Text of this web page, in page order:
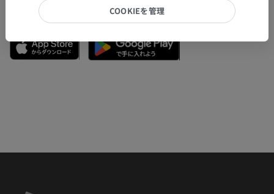
アプリを入手 COOKIEを管理